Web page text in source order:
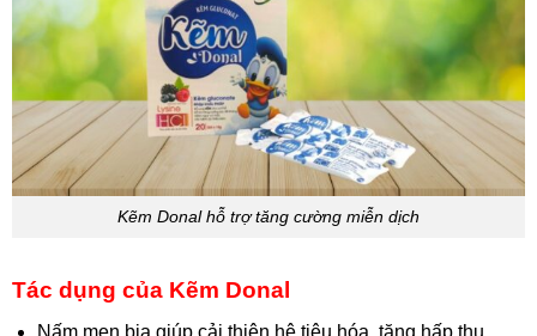
Kẽm Donal hỗ trợ tăng cường miễn dịch
Tác dụng của Kẽm Donal
Nấm men bia giúp cải thiện hệ tiêu hóa, tăng hấp thu